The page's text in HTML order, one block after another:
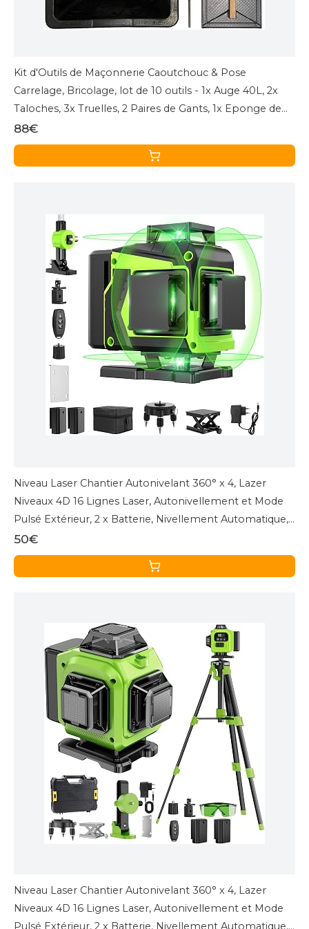
Kit d'Outils de Maçonnerie Caoutchouc & Pose
Carrelage, Bricolage, lot de 10 outils - 1x Auge 40L, 2x
Taloches, 3x Truelles, 2 Paires de Gants, 1x Eponge de
Maçon, 1x Lot de 12 Masques FF2
88€
Niveau Laser Chantier Autonivelant 360° x 4, Lazer
Niveaux 4D 16 Lignes Laser, Autonivellement et Mode
Pulsé Extérieur, 2 x Batterie, Nivellement Automatique,
Support Rotatif, Télécommande
50€
Niveau Laser Chantier Autonivelant 360° x 4, Lazer
Niveaux 4D 16 Lignes Laser, Autonivellement et Mode
Pulsé Extérieur, 2 x Batterie, Nivellement Automatique,